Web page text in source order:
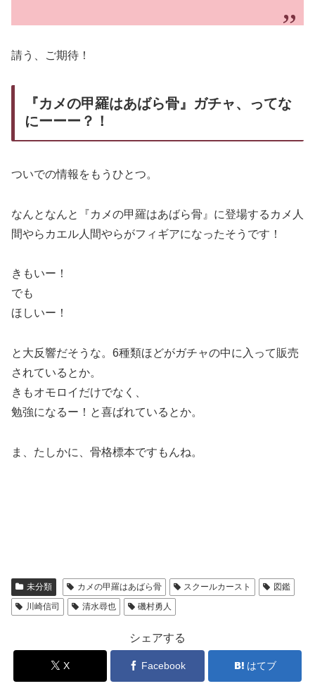
請う、ご期待！
『カメの甲羅はあばら骨』ガチャ、ってな
にーーー？！
ついでの情報をもうひとつ。
なんとなんと『カメの甲羅はあばら骨』に登場するカメ人
間やらカエル人間やらがフィギアになったそうです！
きもいー！
でも
ほしいー！
と大反響だそうな。6種類ほどがガチャの中に入って販売
されているとか。
きもオモロイだけでなく、
勉強になるー！と喜ばれているとか。
ま、たしかに、骨格標本ですもんね。
未分類 カメの甲羅はあばら骨 スクールカースト
図鑑
川崎信司
清水尋也 磯村勇人
シェアする
X Facebook はてブ